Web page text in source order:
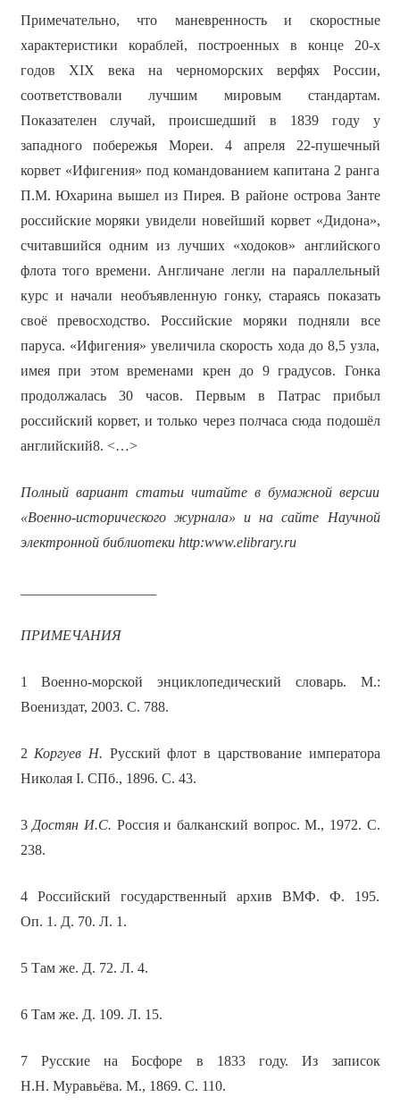
Примечательно, что маневренность и скоростные
характеристики кораблей, построенных в конце 20-х
годов XIX века на черноморских верфях России,
соответствовали лучшим мировым стандартам.
Показателен случай, происшедший в 1839 году у
западного побережья Мореи. 4 апреля 22-пушечный
корвет «Ифигения» под командованием капитана 2 ранга
П.М. Юхарина вышел из Пирея. В районе острова Занте
российские моряки увидели новейший корвет «Дидона»,
считавшийся одним из лучших «ходоков» английского
флота того времени. Англичане легли на параллельный
курс и начали необъявленную гонку, стараясь показать
своё превосходство. Российские моряки подняли все
паруса. «Ифигения» увеличила скорость хода до 8,5 узла,
имея при этом временами крен до 9 градусов. Гонка
продолжалась 30 часов. Первым в Патрас прибыл
российский корвет, и только через полчаса сюда подошёл
английский8. <…>
Полный вариант статьи читайте в бумажной версии
«Военно-исторического журнала» и на сайте Научной
электронной библиотеки http:www.elibrary.ru
ПРИМЕЧАНИЯ
1 Военно-морской энциклопедический словарь. М.:
Воениздат, 2003. С. 788.
2 Коргуев Н. Русский флот в царствование императора
Николая I. СПб., 1896. С. 43.
3 Достян И.С. Россия и балканский вопрос. М., 1972. С.
238.
4 Российский государственный архив ВМФ. Ф. 195.
Оп. 1. Д. 70. Л. 1.
5 Там же. Д. 72. Л. 4.
6 Там же. Д. 109. Л. 15.
7 Русские на Босфоре в 1833 году. Из записок
Н.Н. Муравьёва. М., 1869. С. 110.